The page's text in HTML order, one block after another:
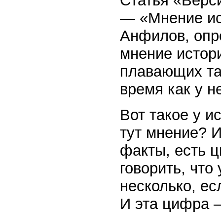
— «Мнение
Анфилов,
мнение
плавающих
время как у
Вот такое у
тут мнение?
факты, есть
говорить,
несколько,
И эта цифра